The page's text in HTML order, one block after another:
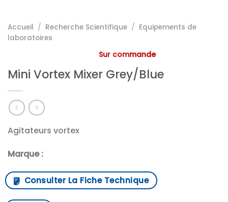
Accueil / Recherche Scientifique / Equipements de
laboratoires
Sur commande
Mini Vortex Mixer Grey/Blue
Agitateurs vortex
Marque :
Consulter La Fiche Technique